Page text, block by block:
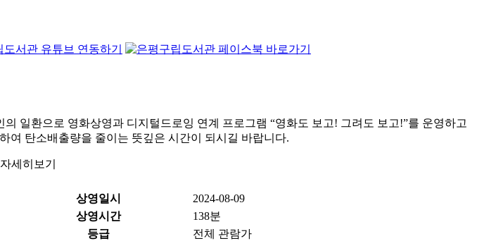
일환으로 영화상영과 디지털드로잉 연계 프로그램 “영화도 보고! 그려도 보고!”를 운영하고
여 탄소배출량을 줄이는 뜻깊은 시간이 되시길 바랍니다.
세히보기
상영일시
2024-08-09
상영시간
138분
등급 전체 관람가